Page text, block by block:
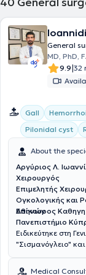
General
MD, PhD,
9.9|32
Gall
Pilonidal cyst
About the
Αργύριος Λ.
Χειρουργός
Επιμελητής
Ογκολογικής και
Αθηνών
Επίκουρος
Πανεπιστήμιο
Ειδικεύτηκε στη
"Σισμανόγλειο"
Εταιρείας. Είναι
Medical